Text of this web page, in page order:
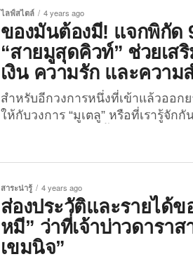
เป็นของหนุ่มจีนวัย 27 ปี ชื่อว่า “เหมา
Seng)” ซึ่งอาศัยอยู่ในมณฑลกวางตุ้
เป็นไวรัลบนสื่อโซเชียลจีนที่ชื่อว่า “โ
ไลฟ์สไตล์ 4 years ago
ของมันต้องมี! แจกพิกัด
“สายมูสุดคิวท์” ช่วยเส
เงิน ความรัก และความ
สำหรับอีกวงการหนึ่งที่เข้าแล้วออก
ให้กับวงการ “มูเตลู” หรือที่เรารู้จักกั
เวลาที่ยากลำบากนี้ไปได้ ซึ่งถ้าเพื่อ
สายมูนั้น บอกเลยว่าต้องมูให้สุด..แล้
ปัง! ยุคนี้ต้ังแค่วอลเปเปอร์เสริมดวง
The Joi ก็เลยจะมาแจกพิกัด 9 ธีมไ
ช่วยเสริมดวงการเงิน ความรัก และ
เหล่า Creator คนเก่ง...
สาระน่ารู้ 4 years ago
ส่องประวัติและรายได้ข
หมี” ว่าที่เจ้าบ่าวดาราส
เขมนิจ”